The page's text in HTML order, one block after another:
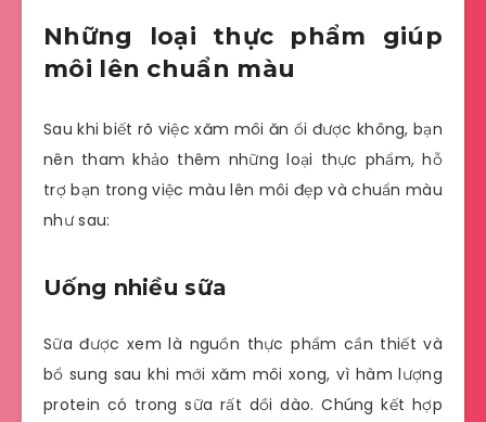
Những loại thực phẩm giúp
môi lên chuẩn màu
Sau khi biết rõ việc xăm môi ăn ổi được không, bạn
nên tham khảo thêm những loại thực phẩm, hỗ
trợ bạn trong việc màu lên môi đẹp và chuẩn màu
như sau:
Uống nhiều sữa
Sữa được xem là nguồn thực phẩm cần thiết và
bổ sung sau khi mới xăm môi xong, vì hàm lượng
protein có trong sữa rất dồi dào. Chúng kết hợp